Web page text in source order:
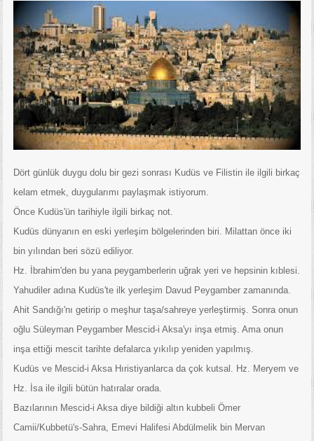
Dört günlük duygu dolu bir gezi sonrası Kudüs ve Filistin ile ilgili birkaç
kelam etmek, duygularımı paylaşmak istiyorum.
Önce Kudüs'ün tarihiyle ilgili birkaç not.
Kudüs dünyanın en eski yerleşim bölgelerinden biri. Milattan önce iki
bin yılından beri sözü ediliyor.
Hz. İbrahim'den bu yana peygamberlerin uğrak yeri ve hepsinin kıblesi.
Yahudiler adına Kudüs'te ilk yerleşim Davud Peygamber zamanında.
Ahit Sandığı'nı getirip o meşhur taşa/sahreye yerleştirmiş. Sonra onun
oğlu Süleyman Peygamber Mescid-i Aksa'yı inşa etmiş. Ama onun
inşa ettiği mescit tarihte defalarca yıkılıp yeniden yapılmış.
Kudüs ve Mescid-i Aksa Hıristiyanlarca da çok kutsal. Hz. Meryem ve
Hz. İsa ile ilgili bütün hatıralar orada.
Bazılarının Mescid-i Aksa diye bildiği altın kubbeli Ömer
Camii/Kubbetü's-Sahra, Emevi Halifesi Abdülmelik bin Mervan